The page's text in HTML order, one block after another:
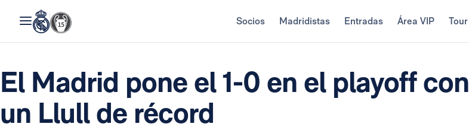
Socios Madridistas Entradas Área VIP Tour
El Madrid pone el 1-0 en el playoff con
un Llull de récord